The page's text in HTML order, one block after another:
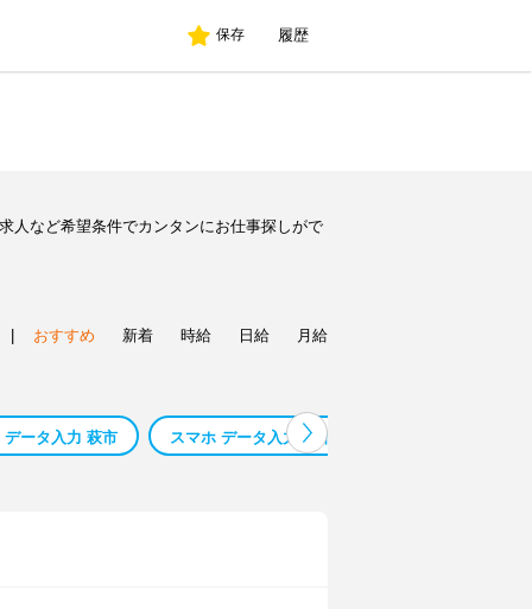
保存 履歴
人など希望条件でカンタンにお仕事探しがで
おすすめ 新着 時給 日給 月給
データ入力 萩市 スマホ データ入力 呉市